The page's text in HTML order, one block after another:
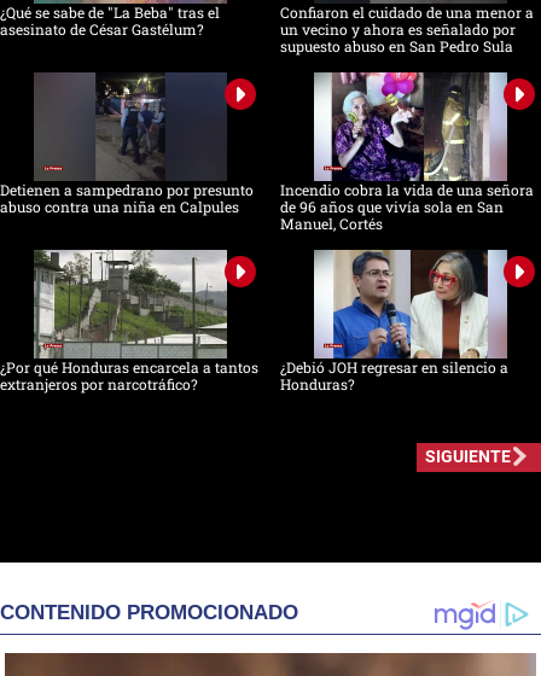
¿Qué se sabe de "La Beba" tras el
asesinato de César Gastélum?
Confiaron el cuidado de una menor a
un vecino y ahora es señalado por
supuesto abuso en San Pedro Sula
Detienen a sampedrano por presunto
abuso contra una niña en Calpules
Incendio cobra la vida de una señora
de 96 años que vivía sola en San
Manuel, Cortés
¿Por qué Honduras encarcela a tantos
extranjeros por narcotráfico?
¿Debió JOH regresar en silencio a
Honduras?
SIGUIENTE
CONTENIDO PROMOCIONADO